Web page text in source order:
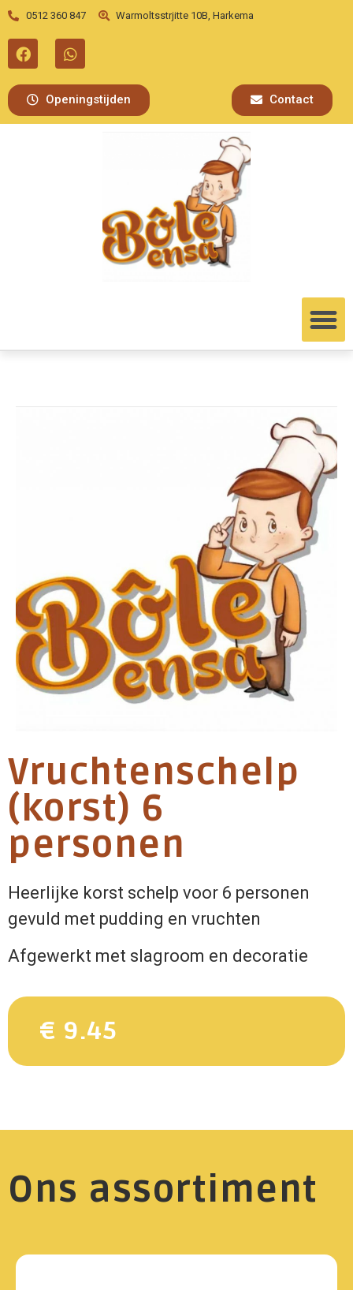
0512 360 847 Warmoltsstrjitte 10B, Harkema
Openingstijden Contact
Vruchtenschelp
(korst) 6
personen
Heerlijke korst schelp voor 6 personen
gevuld met pudding en vruchten
Afgewerkt met slagroom en decoratie
€ 9.45
Ons assortiment